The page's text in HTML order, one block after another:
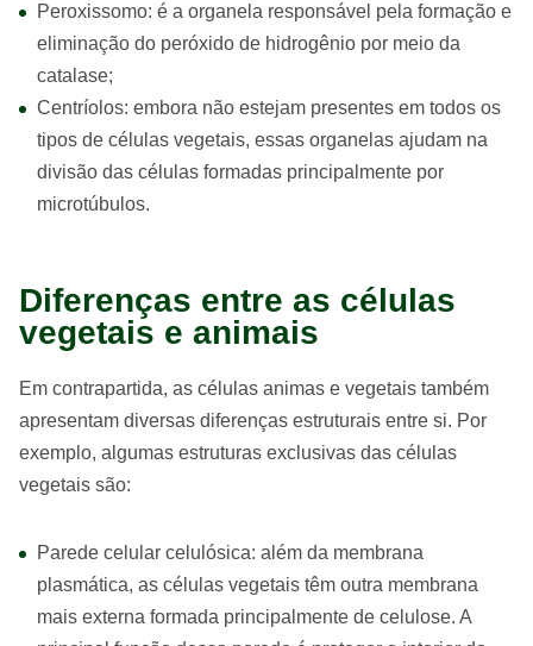
Peroxissomo: é a organela responsável pela formação e
eliminação do peróxido de hidrogênio por meio da
catalase;
Centríolos: embora não estejam presentes em todos os
tipos de células vegetais, essas organelas ajudam na
divisão das células formadas principalmente por
microtúbulos.
Diferenças entre as células
vegetais e animais
Em contrapartida, as células animas e vegetais também
apresentam diversas diferenças estruturais entre si. Por
exemplo, algumas estruturas exclusivas das células
vegetais são:
Parede celular celulósica: além da membrana
plasmática, as células vegetais têm outra membrana
mais externa formada principalmente de celulose. A